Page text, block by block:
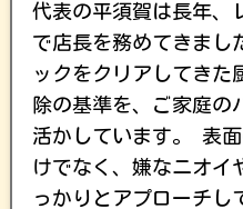
代表の平須賀は長年、
で店長を務めてきまし
ックをクリアしてきた
除の基準を、ご家庭の
活かしています。 表
けでなく、嫌なニオイ
っかりとアプローチし